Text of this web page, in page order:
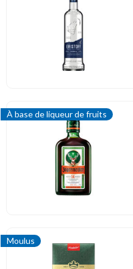
À base de liqueur de fruits
Moulus